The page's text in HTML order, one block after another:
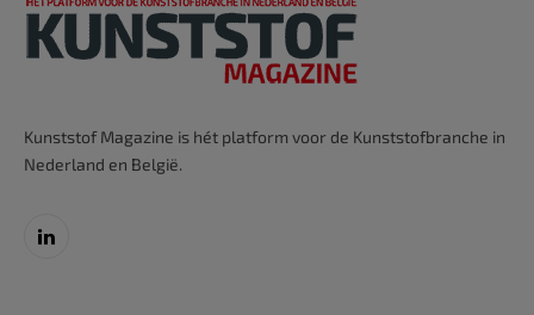
Kunststof Magazine is hét platform voor de Kunststofbranche in
Nederland en België.
LinkedIn